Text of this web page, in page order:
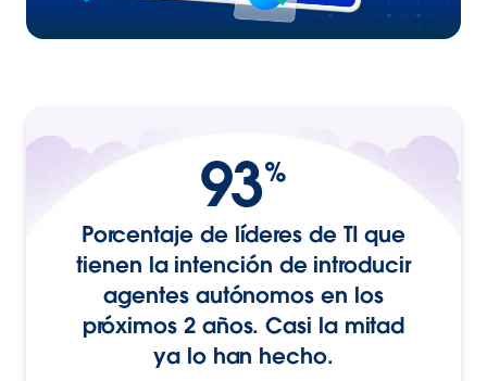
93%
Porcentaje de líderes de TI que
tienen la intención de introducir
agentes autónomos en los
próximos 2 años. Casi la mitad
ya lo han hecho.